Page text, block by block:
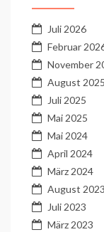
Juli 2026
Februar
November
August 2025
Juli 2025
Mai 2025
Mai 2024
April 2024
März 2024
August 2023
Juli 2023
März 2023